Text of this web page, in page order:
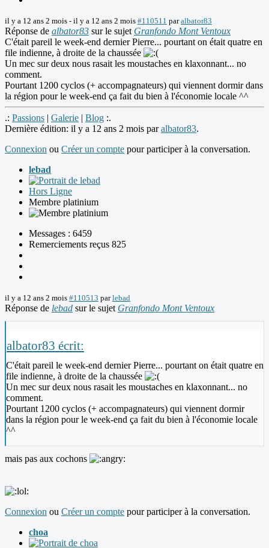
il y a 12 ans 2 mois - il y a 12 ans 2 mois #110511 paralbator83
Réponse de albator83 sur le sujet Granfondo Mont Ventoux
C'était pareil le week-end dernier Pierre... pourtant on était quatre en
file indienne, à droite de la chaussée
Un mec sur deux nous rasait les moustaches en klaxonnant... no
comment.
Pourtant 1200 cyclos (+ accompagnateurs) qui viennent dormir dans
la région pour le week-end ça fait du bien à l'économie locale ^^
.: Passions | Galerie | Blog :.
Dernière édition: il y a 12 ans 2 mois paralbator83.
Connexion ou Créer un compte pour participer à la conversation.
lebad
Hors Ligne
Membre platinium
Messages : 6459
Remerciements reçus 825
il y a 12 ans 2 mois #110513 parlebad
Réponse de lebad sur le sujet Granfondo Mont Ventoux
albator83 écrit:
C'était pareil le week-end dernier Pierre... pourtant on était quatre en
file indienne, à droite de la chaussée
Un mec sur deux nous rasait les moustaches en klaxonnant... no
comment.
Pourtant 1200 cyclos (+ accompagnateurs) qui viennent dormir
dans la région pour le week-end ça fait du bien à l'économie locale
^^
mais pas aux cochons
Connexion ou Créer un compte pour participer à la conversation.
choa